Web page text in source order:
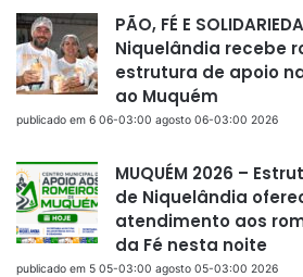
PÃO, FÉ E
Niquelândia recebe
estrutura de apoio
ao Muquém
publicado em 6 06-03:00 agosto 06-03:00 2026
MUQUÉM 2026 –
de Niquelândia
atendimento aos
da Fé nesta noite
publicado em 5 05-03:00 agosto 05-03:00 2026